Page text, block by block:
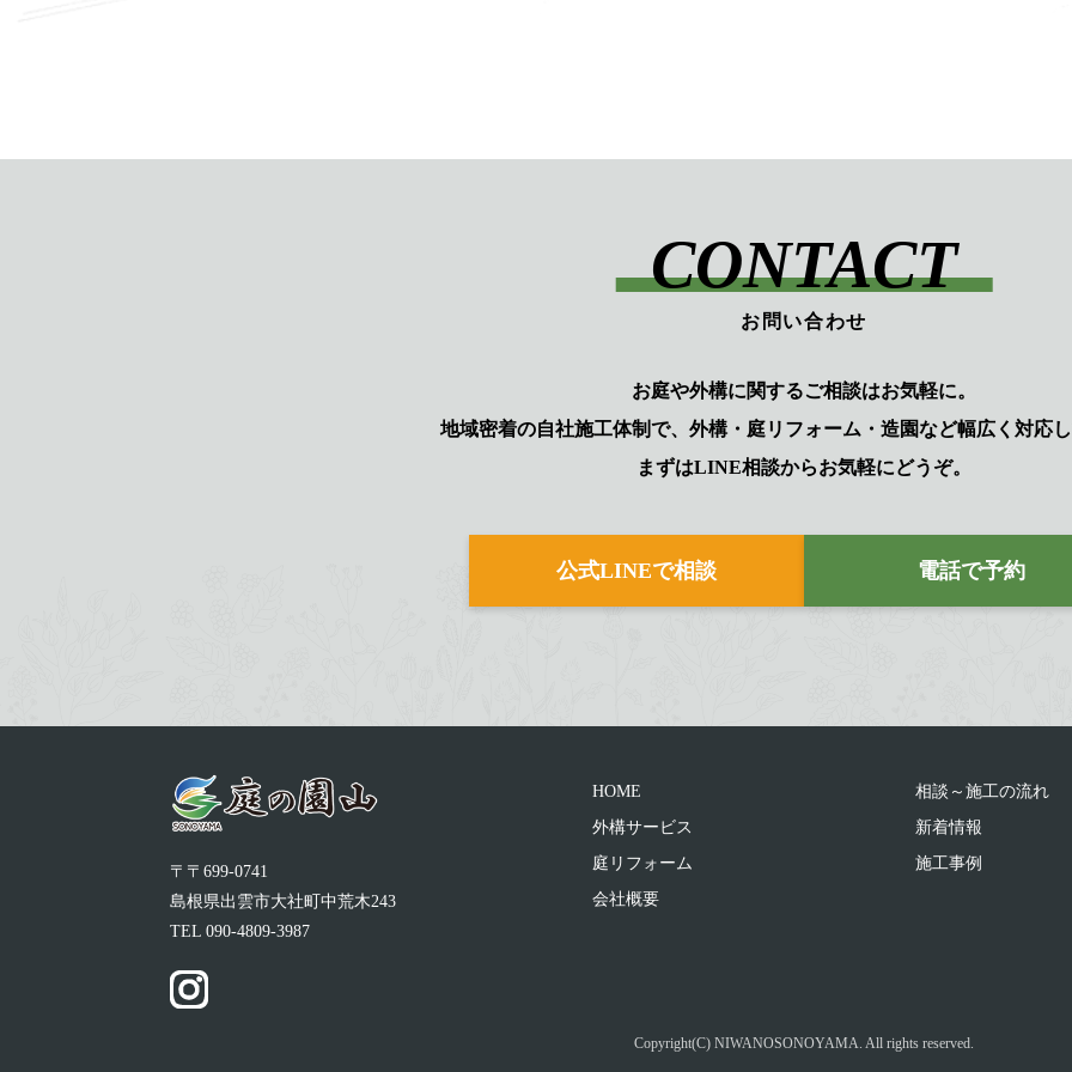
CONTACT
お問い合わせ
お庭や外構に関するご相談はお気軽に。
地域密着の自社施工体制で、外構・庭リフォーム・造園など幅広く対応し
まずはLINE相談からお気軽にどうぞ。
公式LINEで相談 電話で予約
〒〒699-0741
島根県出雲市大社町中荒木243
TEL 090-4809-3987
HOME
外構サービス
庭リフォーム
会社概要
相談～施工の流れ
新着情報
施工事例
Copyright(C) NIWANOSONOYAMA. All rights reserved.